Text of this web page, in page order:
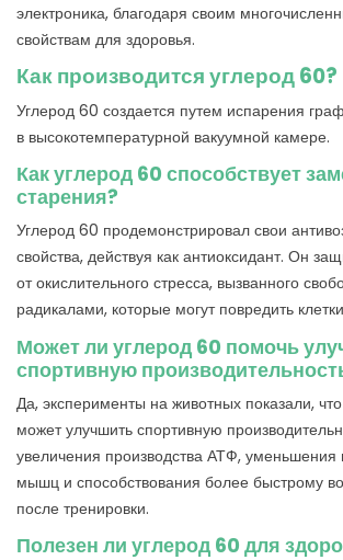
электроника, благодаря своим
свойствам для здоровья.
Как производится углерод 60?
Углерод 60 создается путем испарения
в высокотемпературной вакуумной камере.
Как углерод 60 способствует
старения?
Углерод 60 продемонстрировал свои
свойства, действуя как антиоксидант. Он
от окислительного стресса, вызванного
радикалами, которые могут повредить
Может ли углерод 60 помочь
спортивную
Да, эксперименты на животных показали,
может улучшить спортивную
увеличения производства АТФ, уменьшения
мышц и способствования более быстрому
после тренировки.
Полезен ли углерод 60 для